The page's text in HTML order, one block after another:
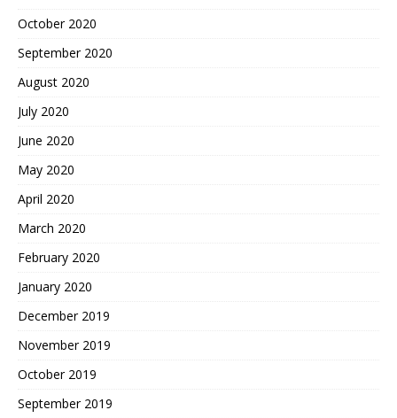
October 2020
September 2020
August 2020
July 2020
June 2020
May 2020
April 2020
March 2020
February 2020
January 2020
December 2019
November 2019
October 2019
September 2019